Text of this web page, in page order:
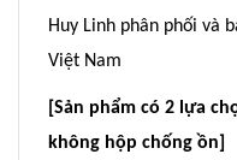
Huy Linh phân phối và
Việt Nam
[Sản phẩm có 2 lựa
không hộp chống ồn]